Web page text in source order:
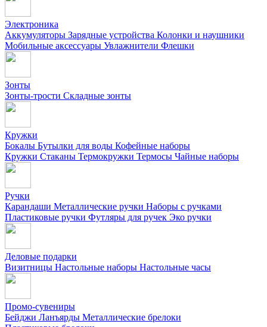
Электроника
Аккумуляторы Зарядные устройства Колонки и наушники
Мобильные аксессуары Увлажнители Флешки
Зонты
Зонты-трости Складные зонты
Кружки
Бокалы Бутылки для воды Кофейные наборы
Кружки Стаканы Термокружки Термосы Чайные наборы
Ручки
Карандаши Металлические ручки Наборы с ручками
Пластиковые ручки Футляры для ручек Эко ручки
Деловые подарки
Визитницы Настольные наборы Настольные часы
Промо-сувениры
Бейджи Ланъярды Металлические брелоки